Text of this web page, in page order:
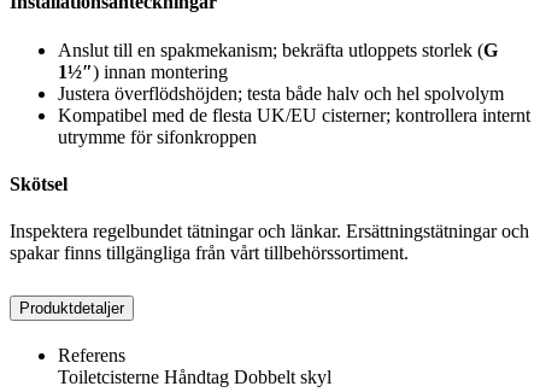
Anslut till en spakmekanism; bekräfta utloppets storlek (G
1½″) innan montering
Justera överflödshöjden; testa både halv och hel spolvolym
Kompatibel med de flesta UK/EU cisterner; kontrollera internt
utrymme för sifonkroppen
Skötsel
Inspektera regelbundet tätningar och länkar. Ersättningstätningar och
spakar finns tillgängliga från vårt tillbehörssortiment.
Produktdetaljer
Referens
Toiletcisterne Håndtag Dobbelt skyl